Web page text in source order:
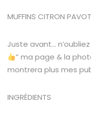
MUFFINS CITRON
Juste avant…
” ma page & la
montrera plus mes
INGRÉDIENTS